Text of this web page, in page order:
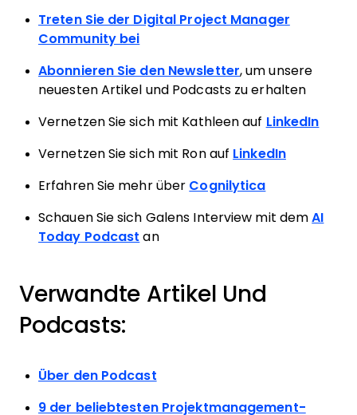
Treten Sie der Digital Project Manager
Community bei
Abonnieren Sie den Newsletter, um unsere
neuesten Artikel und Podcasts zu erhalten
Vernetzen Sie sich mit Kathleen auf LinkedIn
Vernetzen Sie sich mit Ron auf LinkedIn
Erfahren Sie mehr über Cognilytica
Schauen Sie sich Galens Interview mit dem AI
Today Podcast an
Verwandte Artikel Und
Podcasts:
Über den Podcast
9 der beliebtesten Projektmanagement-